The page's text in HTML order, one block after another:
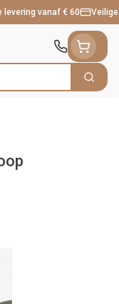
levering vanaf € 60
Zoek